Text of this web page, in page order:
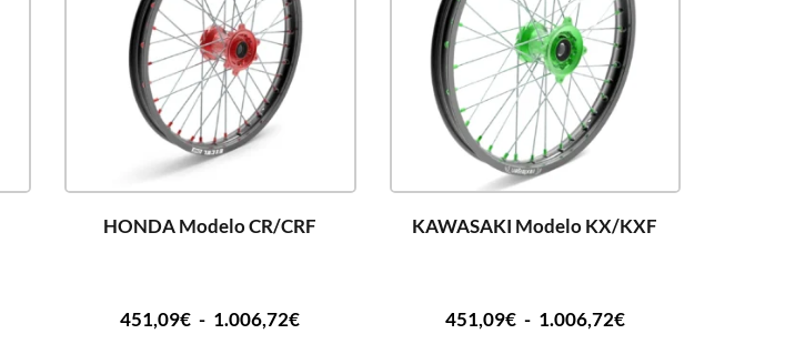
HONDA Modelo CR/CRF
451,09€ - 1.006,72€
KAWASAKI Modelo KX/KXF
451,09€ - 1.006,72€